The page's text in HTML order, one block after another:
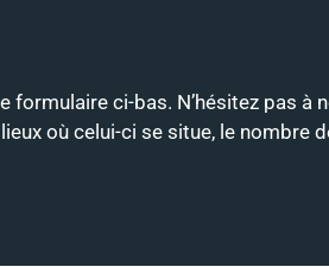
ci-bas. N’hésitez pas à
où celui-ci se situe, le nombre